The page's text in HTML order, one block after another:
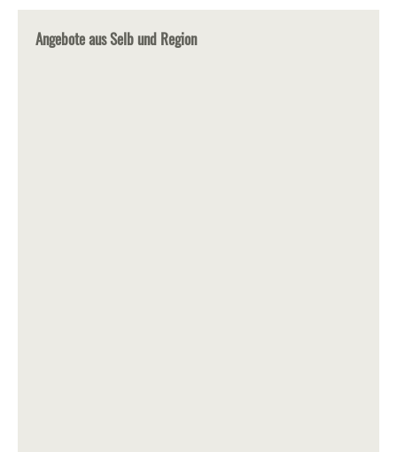
Angebote aus Selb und Region